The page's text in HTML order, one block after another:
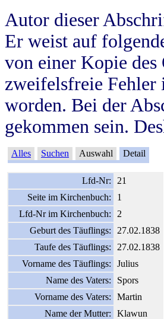
Autor dieser
Er weist auf
von einer Kopie
zweifelsfreie
worden. Bei der
gekommen sein.
Alles Suchen Auswahl Detail
Lfd-Nr:
21
Seite im Kirchenbuch:
1
Lfd-Nr im Kirchenbuch:
2
Geburt des Täuflings:
27.02.1838
Taufe des Täuflings:
27.02.1838
Vorname des Täuflings:
Julius
Name des Vaters:
Spors
Vorname des Vaters:
Martin
Name der Mutter:
Klawun